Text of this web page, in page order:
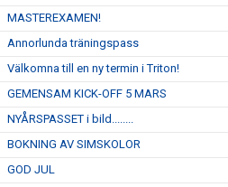
MASTEREXAMEN!
Annorlunda träningspass
Välkomna till en ny termin i Triton!
GEMENSAM KICK-OFF 5 MARS
NYÅRSPASSET i bild........
BOKNING AV SIMSKOLOR
GOD JUL